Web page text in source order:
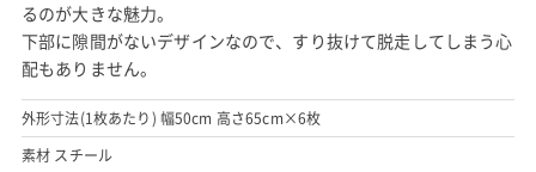
るのが大きな魅力。
下部に隙間がないデザインなので、すり抜けて脱走してしまう心
配もありません。
外形寸法(1枚あたり) 幅50cm 高さ65cm×6枚
素材 スチール